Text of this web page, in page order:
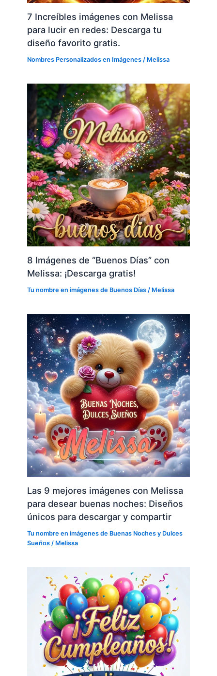
7 Increíbles imágenes con Melissa
para lucir en redes: Descarga tu
diseño favorito gratis.
Nombres Personalizados en Imágenes / Melissa
8 Imágenes de “Buenos Días” con
Melissa: ¡Descarga gratis!
Tu nombre en imágenes de Buenos Días / Melissa
Las 9 mejores imágenes con Melissa
para desear buenas noches: Diseños
únicos para descargar y compartir
Tu nombre en imágenes de Buenas Noches y Dulces
Sueños / Melissa